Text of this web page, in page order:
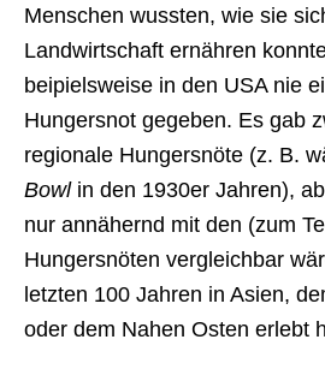
Menschen wussten, wie sie
Landwirtschaft ernähren
beipielsweise in den USA nie
Hungersnot gegeben. Es gab
regionale Hungersnöte (z. B.
Bowlin den 1930er Jahren),
nur annähernd mit den (zum
Hungersnöten vergleichbar
letzten 100 Jahren in Asien,
oder dem Nahen Osten erlebt